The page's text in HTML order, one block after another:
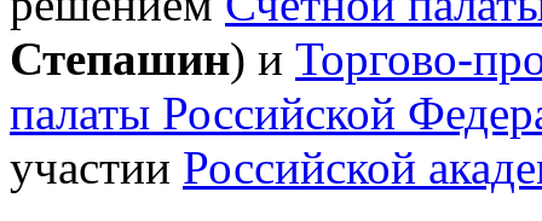
Степашин) и Торгово-
палаты Российской
участии Российской